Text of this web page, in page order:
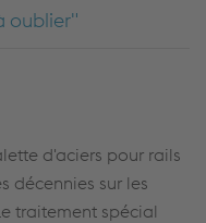
oublier"
d'aciers pour rails
décennies sur les
traitement spécial